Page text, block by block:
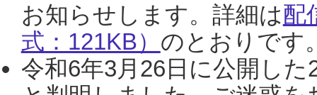
お知らせします。詳細は配
式：121KB） のとおりです
令和6年3月26日に公開し